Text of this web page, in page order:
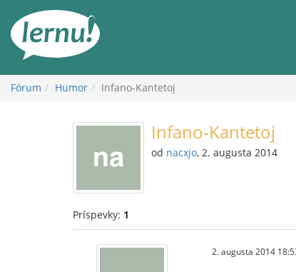
obsah
Fórum Humor Infano-Kantetoj
Infano-Kantetoj
od nacxjo, 2. augusta 2014
Príspevky: 1
2. augusta 2014